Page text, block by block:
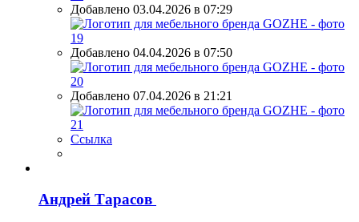
Добавлено 03.04.2026 в 07:29
Добавлено 04.04.2026 в 07:50
Добавлено 07.04.2026 в 21:21
Ссылка
Андрей Тарасов